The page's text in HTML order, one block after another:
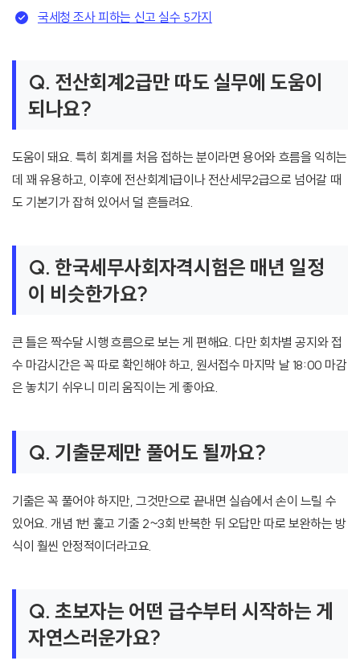
국세청 조사 피하는 신고 실수 5가지
Q. 전산회계2급만 따도 실무에 도움이
되나요?
도움이 돼요. 특히 회계를 처음 접하는 분이라면 용어와 흐름을 익히는
데 꽤 유용하고, 이후에 전산회계1급이나 전산세무2급으로 넘어갈 때
도 기본기가 잡혀 있어서 덜 흔들려요.
Q. 한국세무사회자격시험은 매년 일정
이 비슷한가요?
큰 틀은 짝수달 시행 흐름으로 보는 게 편해요. 다만 회차별 공지와 접
수 마감시간은 꼭 따로 확인해야 하고, 원서접수 마지막 날 18:00 마감
은 놓치기 쉬우니 미리 움직이는 게 좋아요.
Q. 기출문제만 풀어도 될까요?
기출은 꼭 풀어야 하지만, 그것만으로 끝내면 실습에서 손이 느릴 수
있어요. 개념 1번 훑고 기출 2~3회 반복한 뒤 오답만 따로 보완하는 방
식이 훨씬 안정적이더라고요.
Q. 초보자는 어떤 급수부터 시작하는 게
자연스러운가요?